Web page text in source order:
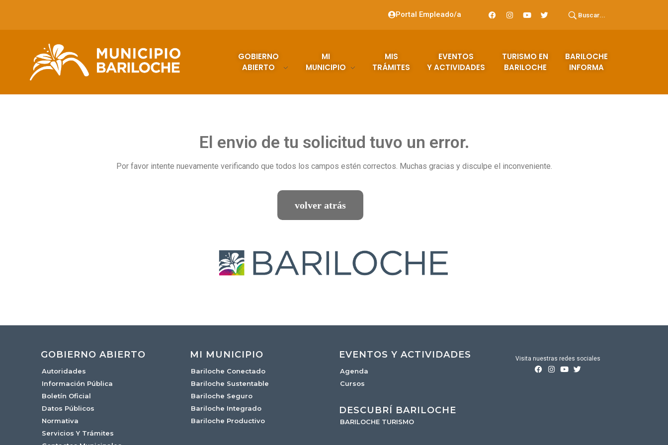
Portal Empleado/a Buscar...
GOBIERNO
ABIERTO
MI
MUNICIPIO
MIS
TRÁMITES
EVENTOS
Y ACTIVIDADES
TURISMO EN
BARILOCHE
BARILOCHE
INFORMA
El envio de tu solicitud tuvo un error.
Por favor intente nuevamente verificando que todos los campos estén correctos. Muchas gracias y disculpe el inconveniente.
GOBIERNO ABIERTO
Autoridades
Información Pública
Boletín Oficial
Datos Públicos
Normativa
Servicios Y Trámites
MI MUNICIPIO
Bariloche Conectado
Bariloche Sustentable
Bariloche Seguro
Bariloche Integrado
Bariloche Productivo
EVENTOS Y ACTIVIDADES
Agenda
Cursos
DESCUBRÍ BARILOCHE
BARILOCHE TURISMO
Visita nuestras redes sociales